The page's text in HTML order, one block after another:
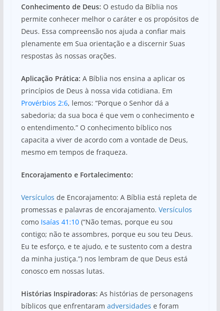
Conhecimento de Deus: O estudo da Bíblia nos
permite conhecer melhor o caráter e os propósitos de
Deus. Essa compreensão nos ajuda a confiar mais
plenamente em Sua orientação e a discernir Suas
respostas às nossas orações.
Aplicação Prática: A Bíblia nos ensina a aplicar os
princípios de Deus à nossa vida cotidiana. Em
Provérbios 2:6, lemos: “Porque o Senhor dá a
sabedoria; da sua boca é que vem o conhecimento e
o entendimento.” O conhecimento bíblico nos
capacita a viver de acordo com a vontade de Deus,
mesmo em tempos de fraqueza.
Encorajamento e Fortalecimento:
Versículos de Encorajamento: A Bíblia está repleta de
promessas e palavras de encorajamento. Versículos
como Isaías 41:10(“Não temas, porque eu sou
contigo; não te assombres, porque eu sou teu Deus.
Eu te esforço, e te ajudo, e te sustento com a destra
da minha justiça.”) nos lembram de que Deus está
conosco em nossas lutas.
Histórias Inspiradoras: As histórias de personagens
bíblicos que enfrentaram adversidades e foram